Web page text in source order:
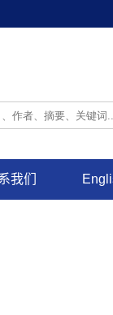
我们